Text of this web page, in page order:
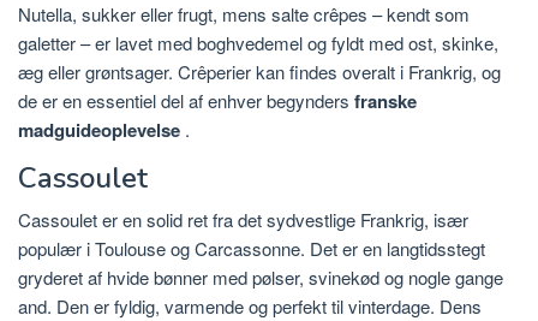
Nutella, sukker eller frugt, mens salte crêpes – kendt som
galetter – er lavet med boghvedemel og fyldt med ost, skinke,
æg eller grøntsager. Crêperier kan findes overalt i Frankrig, og
de er en essentiel del af enhver begynders franske
madguideoplevelse .
Cassoulet
Cassoulet er en solid ret fra det sydvestlige Frankrig, især
populær i Toulouse og Carcassonne. Det er en langtidsstegt
gryderet af hvide bønner med pølser, svinekød og nogle gange
and. Den er fyldig, varmende og perfekt til vinterdage. Dens